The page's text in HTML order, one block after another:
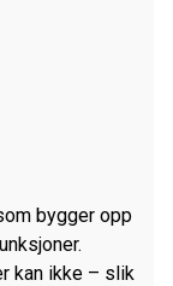
bygger opp
kan ikke – slik